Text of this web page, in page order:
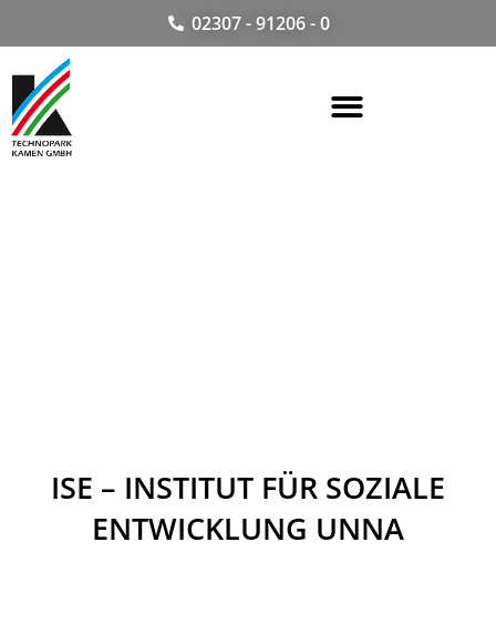
02307 - 91206 - 0
ISE – INSTITUT FÜR SOZIALE
ENTWICKLUNG UNNA